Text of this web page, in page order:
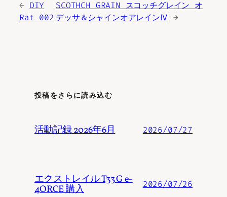
← DIY
Rat 002
SCOTHCH GRAIN スコッチグレイン オ
デッサ＆シャインオアレインⅣ →
投稿をさらに読み込む
活動記録 2026年6月 2026/07/27
エクストレイル T33 G e-
4ORCE 購入 2026/07/26